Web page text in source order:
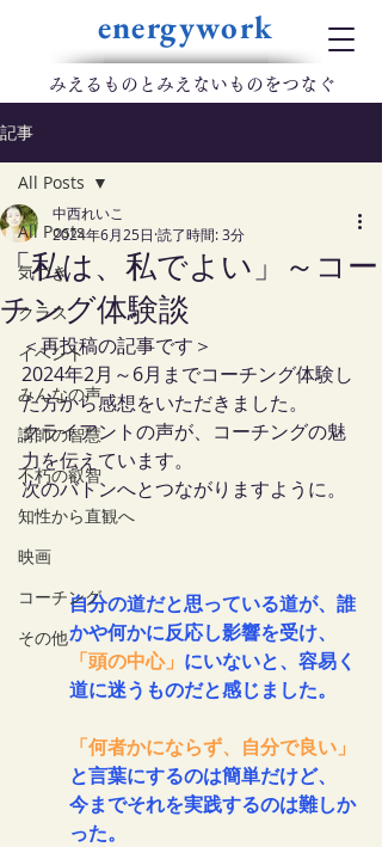
energywork
​みえるものとみえないものをつなぐ
記事
All Posts
気づき
クラス
イベント
みんなの声
講師の智慧
不朽の叡智
知性から直観へ
映画
コーチング
その他
All Posts
「私は、私でよい」～コー
チング体験談
中西れいこ
2024年6月25日 読了時間: 3分
＜再投稿の記事です＞
2024年2月～6月までコーチング体験し
た方から感想をいただきました。
クライアントの声が、コーチングの魅
力を伝えています。
次のバトンへとつながりますように。
自分の道だと思っている道が、誰
かや何かに反応し影響を受け、
「頭の中心」 にいないと、容易く
道に迷うものだと感じました。
「何者かにならず、自分で良い」
と言葉にするのは簡単だけど、
今までそれを実践するのは難しか
った。